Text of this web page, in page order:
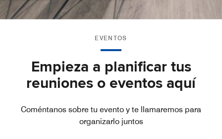
EVENTOS
Empieza a planificar tus
reuniones o eventos aquí
Coméntanos sobre tu evento y te llamaremos para
organizarlo juntos